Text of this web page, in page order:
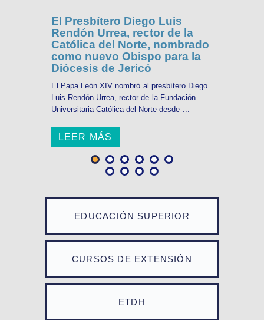
EDUCACIÓN SUPERIOR
CURSOS DE EXTENSIÓN
ETDH
El Presbítero Diego Luis
Rendón Urrea, rector de la
Católica del Norte, nombrado
como nuevo Obispo para la
Diócesis de Jericó
El Papa León XIV nombró al presbítero Diego
Luis Rendón Urrea, rector de la Fundación
Universitaria Católica del Norte desde ...
LEER MÁS